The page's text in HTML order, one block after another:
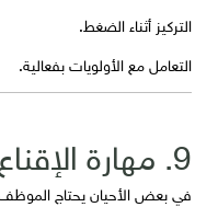
التركيز أثناء الضغط.
التعامل مع الأولويات بفعالية.
9. مهارة الإقناع
في بعض الأحيان يحتاج الموظف